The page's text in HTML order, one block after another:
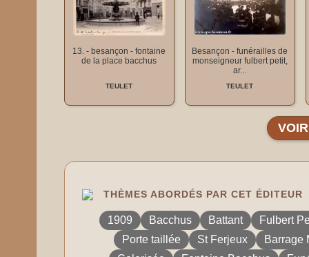
13. - besançon - fontaine
de la place bacchus
TEULET
Besançon - funérailles de
monseigneur fulbert petit,
ar...
TEULET
THÈMES ABORDÉS PAR CET ÉDITEUR
1909 Bacchus Battant
Fulbert
Porte taillée
St Ferjeux
Barrage